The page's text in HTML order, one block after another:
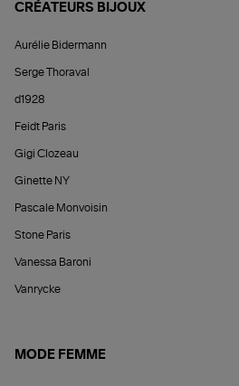
CRÉATEURS BIJOUX
Aurélie Bidermann
Serge Thoraval
d1928
Feidt Paris
Gigi Clozeau
Ginette NY
Pascale Monvoisin
Stone Paris
Vanessa Baroni
Vanrycke
MODE FEMME